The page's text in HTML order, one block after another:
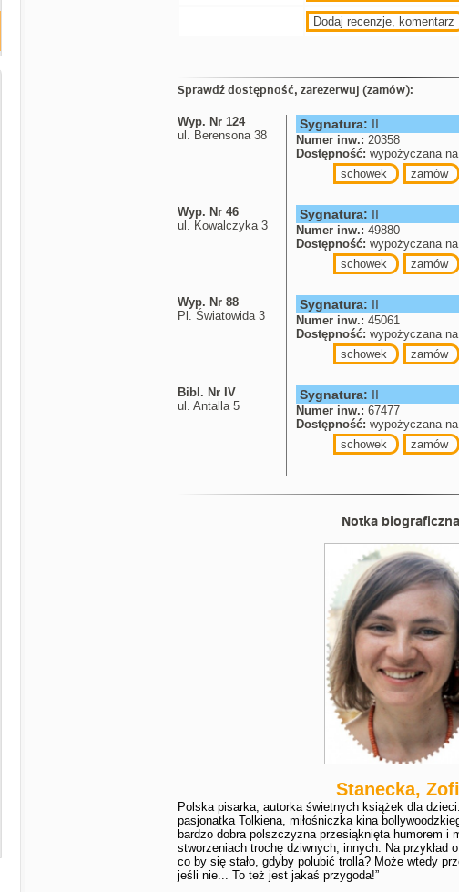
Dodaj recenzje, komentarz
Sprawdź dostępność, zarezerwuj (zamów):
Wyp. Nr 124
ul. Berensona 38
Sygnatura: II
Numer inw.: 20358
Dostępność: wypożyczana
schowek
zamów
Wyp. Nr 46
ul. Kowalczyka 3
Sygnatura: II
Numer inw.: 49880
Dostępność: wypożyczana
schowek
zamów
Wyp. Nr 88
Pl. Światowida 3
Sygnatura: II
Numer inw.: 45061
Dostępność: wypożyczana
schowek
zamów
Bibl. Nr IV
ul. Antalla 5
Sygnatura: II
Numer inw.: 67477
Dostępność: wypożyczana
schowek
zamów
Notka
Stanecka,
Polska pisarka, autorka świetnych książek dla
pasjonatka Tolkiena, miłośniczka kina
bardzo dobra polszczyzna przesiąknięta humorem i
stworzeniach trochę dziwnych, innych. Na przykład
co by się stało, gdyby polubić trolla? Może wtedy
jeśli nie... To też jest jakaś przygoda!”